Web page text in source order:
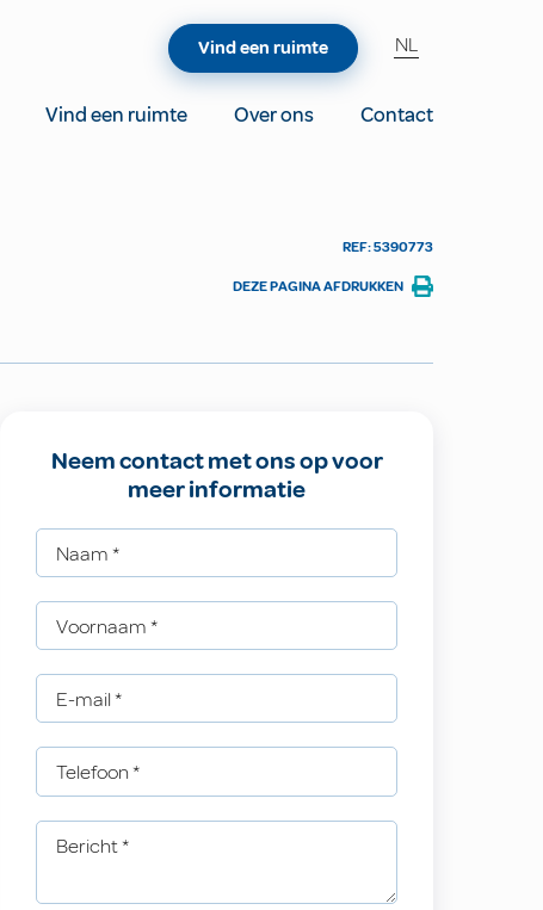
Vind een ruimte Over ons
Contact
Vind een ruimte NL
REF: 5390773
DEZE PAGINA AFDRUKKEN
Neem contact met ons op voor
meer informatie
Naam *
Voornaam *
E-mail *
Telefoon *
Bericht*